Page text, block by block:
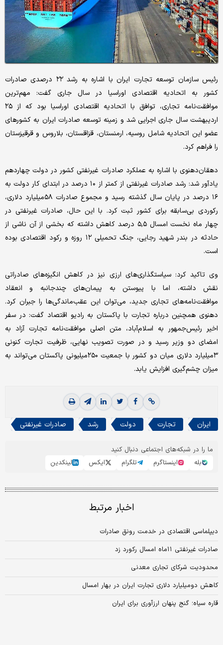
رئیس سازمان توسعه تجارت ایران با اشاره به رشد ۲۲ درصدی صادرات
کشور به اتحادیه اقتصادی اوراسیا در سال جاری گفت: مهم‌ترین
موافقت‌نامه تجاری، توافق با اتحادیه اقتصادی اوراسیا بود که از ۲۵
اردیبهشت سال جاری اجرایی شد و زمینه توسعه صادرات ایران به کشورهای
عضو این اتحادیه شامل روسیه، ارمنستان، قزاقستان، بلاروس و قرقیزستان
را فراهم کرد.
دهقان‌دهنوی با اشاره به عملکرد صادرات غیرنفتی کشور در دولت چهاردهم
یادآور شد: رشد صادرات غیرنفتی از کمتر از ۱۰ درصد در ابتدای کار دولت به
۱۶ درصد در پایان سال گذشته رسید و مجموع صادرات ۵۸‌میلیارد دلاری،
رکوردی بی‌سابقه برای کشور ثبت کرد. با این حال، صادرات غیرنفتی در
چهار ماه نخست امسال ۵,۵ درصد کاهش داشته که بخشی از آن ناشی از
حادثه در بندر شهید رجایی، جنگ تحمیلی ۱۲ روزه و رکود اقتصادی بوده
است.
وی تاکید کرد: سیاستگذاری‌های ارزی نیز در کاهش انگیزه‌های صادراتی
نقش داشته، اما با پیوستن به پیمان‌های چندجانبه و انعقاد
موافقت‌نامه‌های تجاری جدید، می‌توان این عقب‌ماندگی‌ها را جبران کرد.
دهنوی همچنین درباره تجارت با پاکستان به رادیو اقتصاد گفت: در سفر
اخیر رئیس‌جمهور به اسلام‌آباد، متن اصلی موافقت‌نامه تجارت آزاد به
امضای دو وزیر رسید و در صورت تصویب نهایی، ظرفیت تجارت کنونی
۳‌میلیارد دلاری میان دو کشور با جمعیت ۲۵۰‌میلیونی پاکستان می‌تواند به
میزان چشم‌گیری افزایش یابد.
ایران تجارت دولت رشد صادرات غیرنفتی
ما را در شبکه‌های اجتماعی دنبال کنید
بله
اینستاگرم تلگرام ایکس لینکدین
اخبار مرتبط
دیپلماسی اقتصادی در خدمت رونق صادرات
صادرات غیرنفتی ۱۱‌ماه امسال رکورد زد
محدودیت شرکای تجاری معدنی
کاهش دو‌میلیارد دلاری تجارت ایران در بهار امسال
قاره سیاه؛ گنج پنهان ارزآوری برای ایران